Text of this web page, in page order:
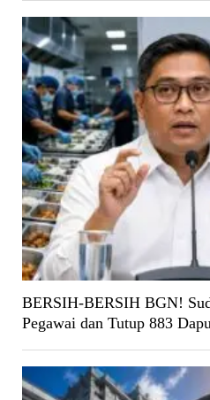
BERSIH-BERSIH BGN!
Pegawai dan Tutup 883